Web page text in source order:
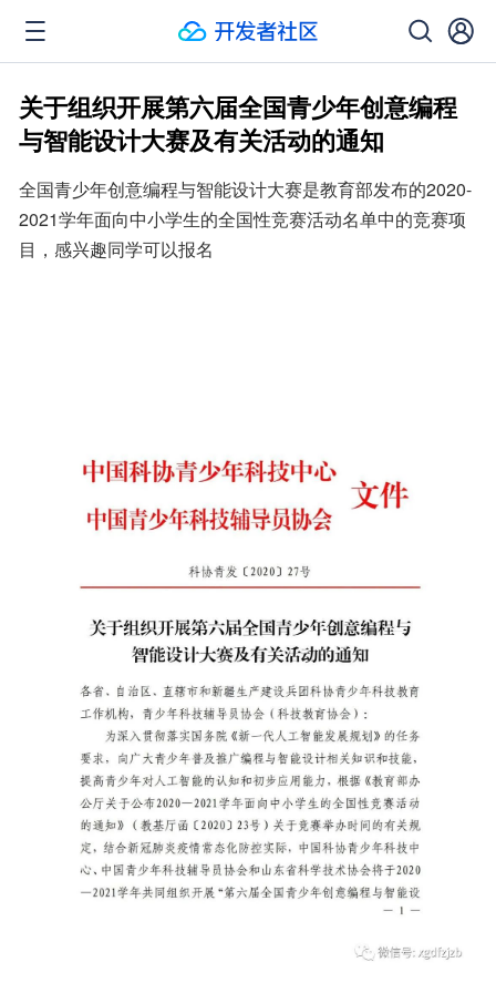
关于组织开展第六届全国青少年创意编程
与智能设计大赛及有关活动的通知
全国青少年创意编程与智能设计大赛是教育部发布的2020-
2021学年面向中小学生的全国性竞赛活动名单中的竞赛项
目，感兴趣同学可以报名